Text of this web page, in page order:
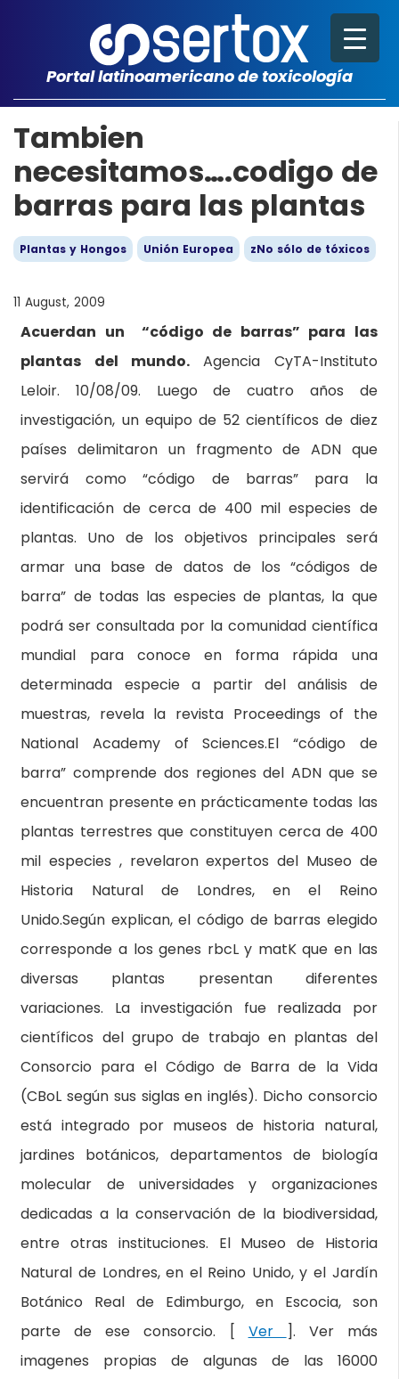
Portal latinoamericano de toxicología
Tambien
necesitamos….codigo de
barras para las plantas
Plantas y Hongos Unión Europea zNo sólo de tóxicos
11 August, 2009
Acuerdan un “código de barras” para las
plantas del mundo. Agencia CyTA-Instituto
Leloir. 10/08/09. Luego de cuatro años de
investigación, un equipo de 52 científicos de diez
países delimitaron un fragmento de ADN que
servirá como “código de barras” para la
identificación de cerca de 400 mil especies de
plantas. Uno de los objetivos principales será
armar una base de datos de los “códigos de
barra” de todas las especies de plantas, la que
podrá ser consultada por la comunidad científica
mundial para conoce en forma rápida una
determinada especie a partir del análisis de
muestras, revela la revista Proceedings of the
National Academy of Sciences.El “código de
barra” comprende dos regiones del ADN que se
encuentran presente en prácticamente todas las
plantas terrestres que constituyen cerca de 400
mil especies , revelaron expertos del Museo de
Historia Natural de Londres, en el Reino
Unido.Según explican, el código de barras elegido
corresponde a los genes rbcL y matK que en las
diversas plantas presentan diferentes
variaciones. La investigación fue realizada por
científicos del grupo de trabajo en plantas del
Consorcio para el Código de Barra de la Vida
(CBoL según sus siglas en inglés). Dicho consorcio
está integrado por museos de historia natural,
jardines botánicos, departamentos de biología
molecular de universidades y organizaciones
dedicadas a la conservación de la biodiversidad,
entre otras instituciones. El Museo de Historia
Natural de Londres, en el Reino Unido, y el Jardín
Botánico Real de Edimburgo, en Escocia, son
parte de ese consorcio. [ Ver
]. Ver más
imagenes propias de algunas de las 16000